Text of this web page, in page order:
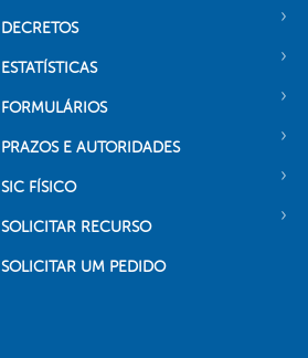
DECRETOS
ESTATÍSTICAS
FORMULÁRIOS
PRAZOS E AUTORIDADES
SIC FÍSICO
SOLICITAR RECURSO
SOLICITAR UM PEDIDO